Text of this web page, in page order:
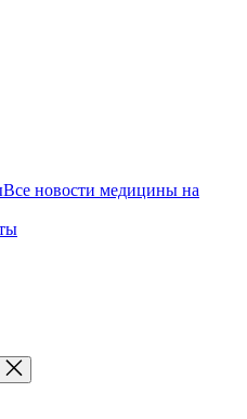
Все новости медицины на